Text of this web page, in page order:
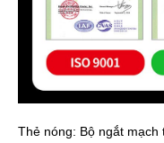
Thẻ nóng: Bộ ngắt